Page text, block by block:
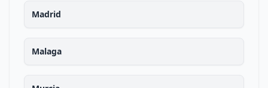
Madrid
Malaga